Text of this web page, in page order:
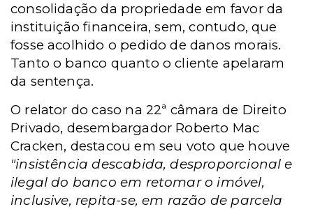
consolidação da propriedade em favor da
instituição financeira, sem, contudo, que
fosse acolhido o pedido de danos morais.
Tanto o banco quanto o cliente apelaram
da sentença.
O relator do caso na 22ª câmara de Direito
Privado, desembargador Roberto Mac
Cracken, destacou em seu voto que houve
"insistência descabida, desproporcional e
ilegal do banco em retomar o imóvel,
inclusive, repita-se, em razão de parcela